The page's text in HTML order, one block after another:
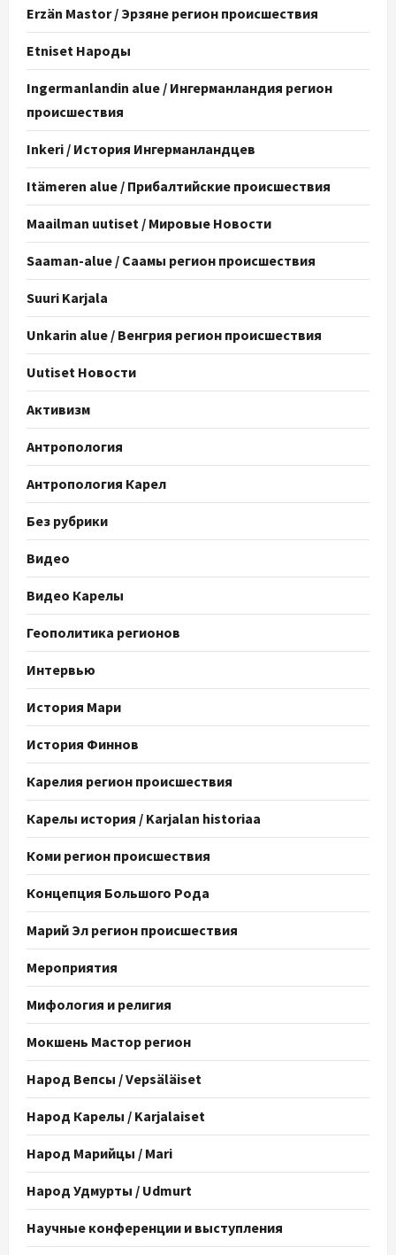
Erzän Mastor / Эрзяне регион происшествия
Etniset Народы
Ingermanlandin alue / Ингерманландия регион
происшествия
Inkeri / История Ингерманландцев
Itämeren alue / Прибалтийские происшествия
Maailman uutiset / Мировые Новости
Saaman-alue / Саамы регион происшествия
Suuri Karjala
Unkarin alue / Венгрия регион происшествия
Uutiset Новости
Активизм
Антропология
Антропология Карел
Без рубрики
Видео
Видео Карелы
Геополитика регионов
Интервью
История Мари
История Финнов
Карелия регион происшествия
Карелы история / Karjalan historiaa
Коми регион происшествия
Концепция Большого Рода
Марий Эл регион происшествия
Мероприятия
Мифология и религия
Мокшень Мастор регион
Народ Вепсы / Vepsäläiset
Народ Карелы / Karjalaiset
Народ Марийцы / Mari
Народ Удмурты / Udmurt
Научные конференции и выступления